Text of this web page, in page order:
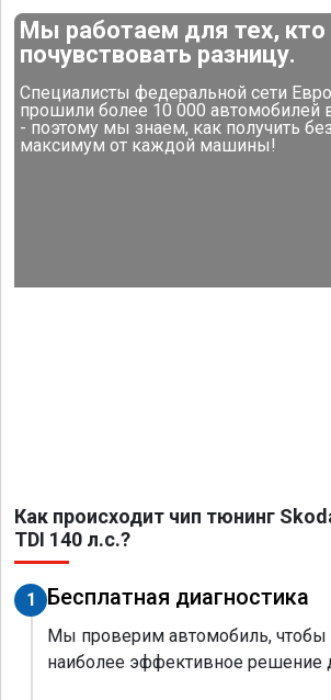
Мы работаем для тех,
почувствовать разницу.
Специалисты федеральной сети
прошили более 10 000 автомобилей
- поэтому мы знаем, как получить
максимум от каждой машины!
Как происходит чип тюнинг
TDI 140 л.с.?
1 Бесплатная диагностика
Мы проверим автомобиль, чтобы
наиболее эффективное решение